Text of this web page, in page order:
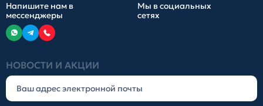
НОВОСТИ И АКЦИИ
Напишите нам в
мессенджеры
Мы в социальных
сетях